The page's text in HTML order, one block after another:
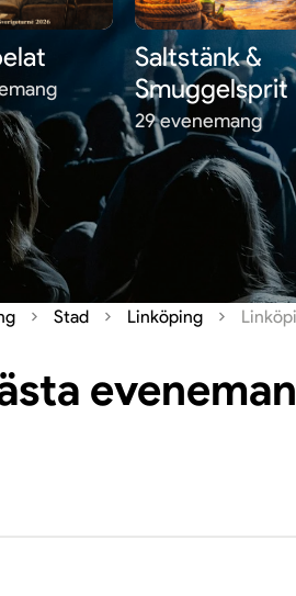
Saltstänk &
Smuggelsprit
29 evenemang
Stad Linköping